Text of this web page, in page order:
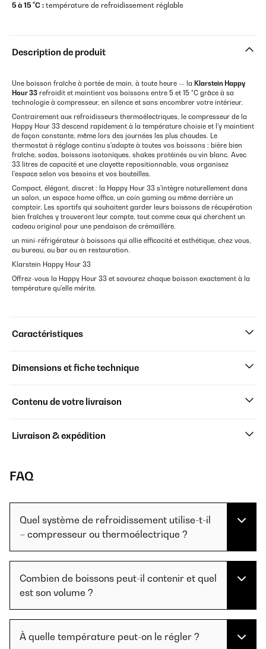
5 à 15 °C : température de refroidissement réglable
Description de produit
Une boisson fraîche à portée de main, à toute heure — la Klarstein Happy
Hour 33 refroidit et maintient vos boissons entre 5 et 15 °C grâce à sa
technologie à compresseur, en silence et sans encombrer votre intérieur.
Contrairement aux refroidisseurs thermoélectriques, le compresseur de la
Happy Hour 33 descend rapidement à la température choisie et l'y maintient
de façon constante, même lors des journées les plus chaudes. Le
thermostat à réglage continu s'adapte à toutes vos boissons : bière bien
fraîche, sodas, boissons isotoniques, shakes protéinés ou vin blanc. Avec
33 litres de capacité et une clayette repositionnable, vous organisez
l'espace selon vos besoins et vos bouteilles.
Compact, élégant, discret : la Happy Hour 33 s'intègre naturellement dans
un salon, un espace home office, un coin gaming ou même derrière un
comptoir. Les sportifs qui souhaitent garder leurs boissons de récupération
bien fraîches y trouveront leur compte, tout comme ceux qui cherchent un
cadeau original pour une pendaison de crémaillère.
un mini-réfrigérateur à boissons qui allie efficacité et esthétique, chez vous,
au bureau, au bar ou en restauration.
Klarstein Happy Hour 33
Offrez-vous la Happy Hour 33 et savourez chaque boisson exactement à la
température qu'elle mérite.
Caractéristiques
Dimensions et fiche technique
Contenu de votre livraison
Livraison & expédition
FAQ
Quel système de refroidissement utilise-t-il
– compresseur ou thermoélectrique ?
Combien de boissons peut-il contenir et quel
est son volume ?
À quelle température peut-on le régler ?